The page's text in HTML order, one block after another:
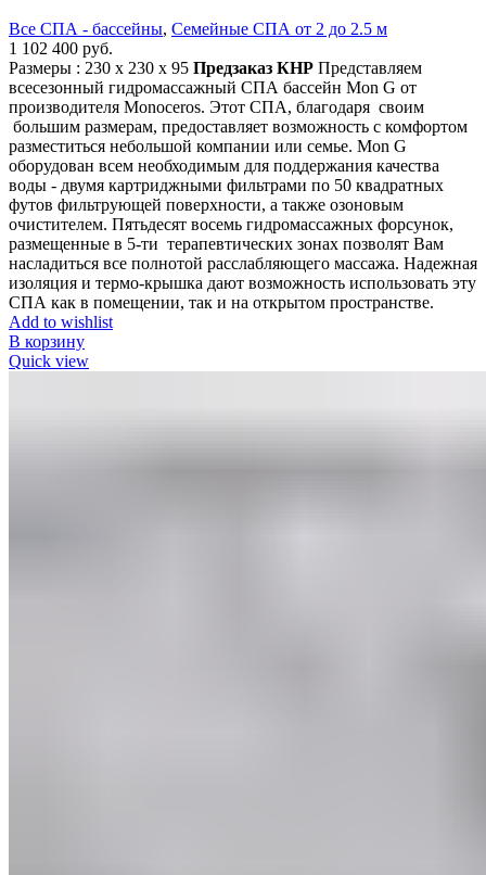
Все СПА - бассейны, Семейные СПА от 2 до 2.5 м
1 102 400 руб.
Размеры : 230 x 230 х 95 Предзаказ КНР Представляем
всесезонный гидромассажный СПА бассейн Mon G от
производителя Monoceros. Этот СПА, благодаря своим
большим размерам, предоставляет возможность с комфортом
разместиться небольшой компании или семье. Mon G
оборудован всем необходимым для поддержания качества
воды - двумя картриджными фильтрами по 50 квадратных
футов фильтрующей поверхности, а также озоновым
очистителем. Пятьдесят восемь гидромассажных форсунок,
размещенные в 5-ти терапевтических зонах позволят Вам
насладиться все полнотой расслабляющего массажа. Надежная
изоляция и термо-крышка дают возможность использовать эту
СПА как в помещении, так и на открытом пространстве.
Add to wishlist
В корзину
Quick view